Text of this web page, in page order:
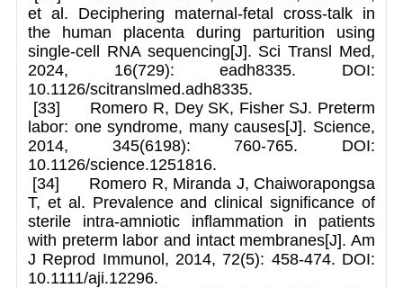
et al. Deciphering maternal-fetal cross-talk in
the human placenta during parturition using
single-cell RNA sequencing[J]. Sci Transl Med,
2024, 16(729): eadh8335. DOI:
10.1126/scitranslmed.adh8335.
[33] Romero R, Dey SK, Fisher SJ. Preterm
labor: one syndrome, many causes[J]. Science,
2014, 345(6198): 760-765. DOI:
10.1126/science.1251816.
[34] Romero R, Miranda J, Chaiworapongsa
T, et al. Prevalence and clinical significance of
sterile intra-amniotic inflammation in patients
with preterm labor and intact membranes[J]. Am
J Reprod Immunol, 2014, 72(5): 458-474. DOI:
10.1111/aji.12296.